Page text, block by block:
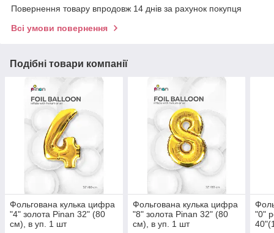
Повернення товару впродовж 14 днів за рахунок покупця
Всі умови повернення
Подібні товари компанії
Фольгована кулька цифра
"4" золота Pinan 32" (80
см), в уп. 1 шт
Фольгована кулька цифра
"8" золота Pinan 32" (80
см), в уп. 1 шт
"0"